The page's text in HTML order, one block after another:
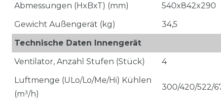
Abmessungen (HxBxT) (mm)
540x842x290
Gewicht Außengerät (kg)
34,5
Technische Daten Innengerät
Ventilator, Anzahl Stufen (Stück)
4
Luftmenge (ULo/Lo/Me/Hi) Kühlen
(m³/h)
300/420/522/